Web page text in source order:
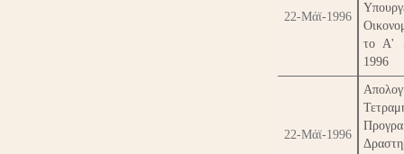
22-Μάϊ-1996
το Α'
1996
22-Μάϊ-1996